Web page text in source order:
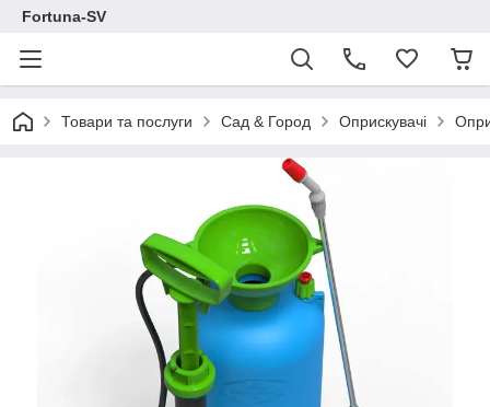
Fortuna-SV
Товари та послуги Сад & Город Оприскувачі